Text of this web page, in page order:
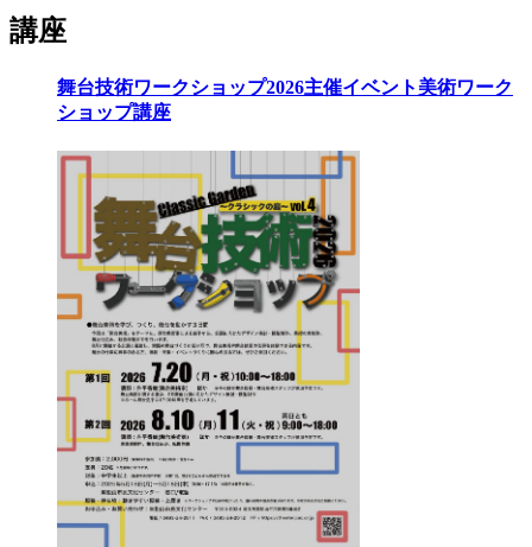
講座
舞台技術ワークショップ2026主催イベント 美術ワーク
ショップ講座